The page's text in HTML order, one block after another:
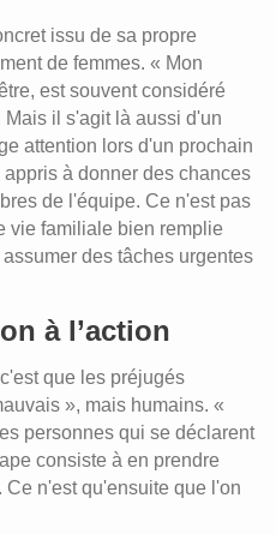
issu de sa propre
de femmes. « Mon
est souvent considéré
il s'agit là aussi d'un
attention lors d'un prochain
à donner des chances
de l'équipe. Ce n'est pas
vie familiale bien remplie
des tâches urgentes
à l’action
que les préjugés
», mais humains. «
personnes qui se déclarent
consiste à en prendre
n'est qu'ensuite que l'on